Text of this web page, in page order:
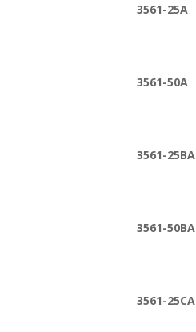
3561-25A
3561-50A
3561-25BA
3561-50BA
3561-25CA